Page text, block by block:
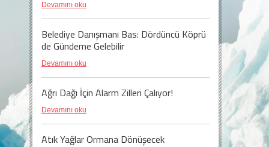
Devamını oku
Belediye Danışmanı Bas: Dördüncü Köprü
de Gündeme Gelebilir
Devamını oku
Ağrı Dağı İçin Alarm Zilleri Çalıyor!
Devamını oku
Atık Yağlar Ormana Dönüşecek